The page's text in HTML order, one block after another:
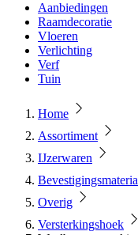
Aanbiedingen
Raamdecoratie
Vloeren
Verlichting
Verf
Tuin
Home
Assortiment
IJzerwaren
Overig
Versterkingshoek